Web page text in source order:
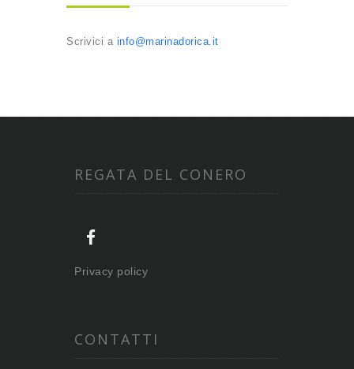
Scrivici a info@marinadorica.it
REGATA DEL CONERO
Privacy policy
CONTATTI